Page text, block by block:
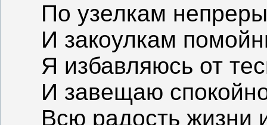
По узелкам
И закоулкам
Я избавляюсь от
И завещаю
Всю радость жизни